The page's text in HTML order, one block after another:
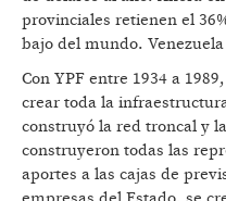
provinciales retienen el
bajo del mundo.
Con YPF entre 1934 a
crear toda la
construyó la red troncal y
construyeron todas las
aportes a las cajas de